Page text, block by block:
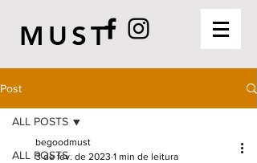
MUST
Post
ALL POSTS
ALL POSTS
begoodmust
3 de fev. de 2023 1 min de leitura